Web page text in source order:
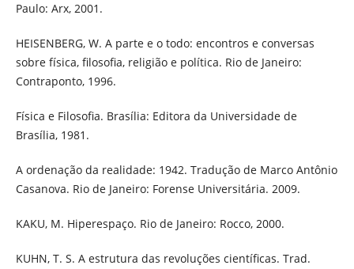
Paulo: Arx, 2001.
HEISENBERG, W. A parte e o todo: encontros e conversas
sobre física, filosofia, religião e política. Rio de Janeiro:
Contraponto, 1996.
Física e Filosofia. Brasília: Editora da Universidade de
Brasília, 1981.
A ordenação da realidade: 1942. Tradução de Marco Antônio
Casanova. Rio de Janeiro: Forense Universitária. 2009.
KAKU, M. Hiperespaço. Rio de Janeiro: Rocco, 2000.
KUHN, T. S. A estrutura das revoluções científicas. Trad.